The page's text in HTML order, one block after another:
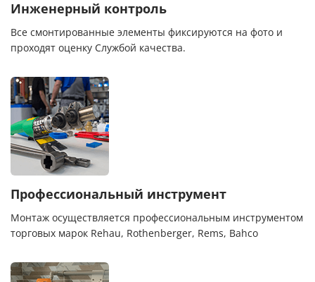
Инженерный контроль
Все смонтированные элементы фиксируются на фото и
проходят оценку Службой качества.
Профессиональный инструмент
Монтаж осуществляется профессиональным инструментом
торговых марок Rehau, Rothenberger, Rems, Bahco